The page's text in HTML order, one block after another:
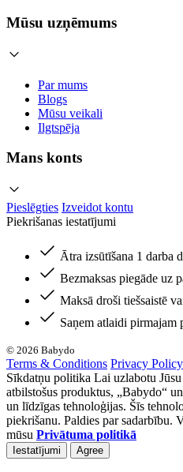
Mūsu uzņēmums
Par mums
Blogs
Mūsu veikali
Ilgtspēja
Mans konts
Pieslēgties Izveidot kontu
Piekrišanas iestatījumi
Ātra izsūtīšana 1 darba
Bezmaksas piegāde uz
Maksā droši tiešsaistē
Saņem atlaidi pirmajam
© 2026 Babydo
Terms & Conditions Privacy Policy
Sīkdatņu politika Lai uzlabotu
atbilstošus produktus, „Babydo“
un līdzīgas tehnoloģijas. Šīs
piekrišanu. Paldies par sadarbību.
mūsu Privātuma politikā
Iestatījumi Agree